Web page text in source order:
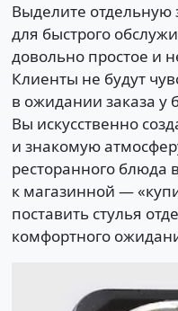
Выделите отдельную
для быстрого
довольно простое и
Клиенты не будут
в ожидании заказа у
Вы искусственно
и знакомую
ресторанного блюда
к магазинной —
поставить стулья
комфортного